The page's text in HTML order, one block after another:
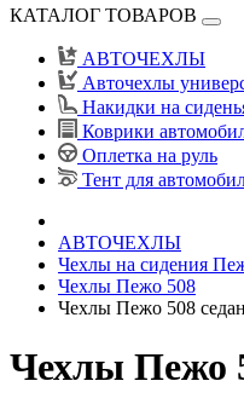
КАТАЛОГ ТОВАРОВ
АВТОЧЕХЛЫ
Авточехлы
Накидки на
Коврики
Оплетка на руль
Тент для
АВТОЧЕХЛЫ
Чехлы на сидения
Чехлы Пежо 508
Чехлы Пежо 508
Чехлы Пежо